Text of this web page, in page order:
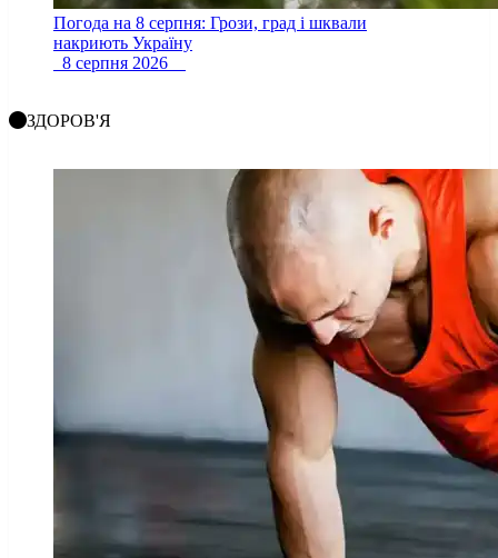
Погода на 8 серпня: Грози, град і шквали
накриють Україну
8 серпня 2026
ЗДОРОВ'Я